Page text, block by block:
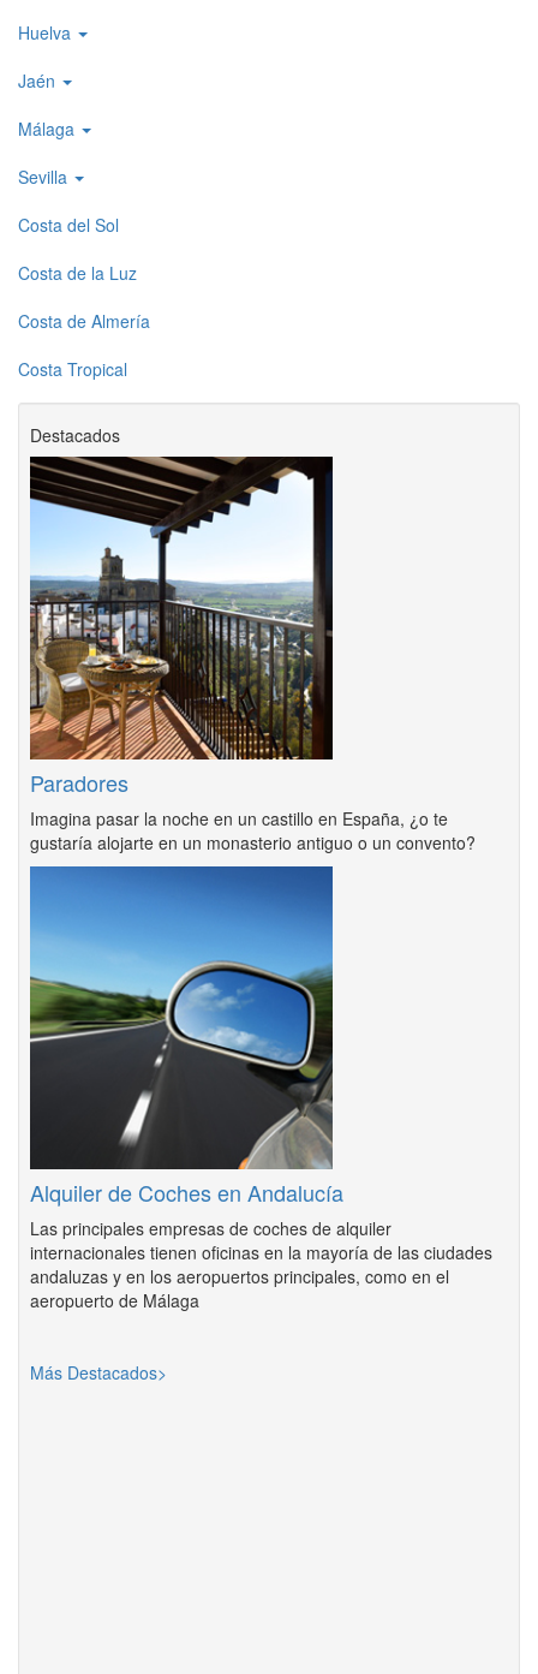
Huelva
Jaén
Málaga
Sevilla
Costa del Sol
Costa de la Luz
Costa de Almería
Costa Tropical
Destacados
Paradores
Imagina pasar la noche en un castillo en España, ¿o te
gustaría alojarte en un monasterio antiguo o un convento?
Alquiler de Coches en Andalucía
Las principales empresas de coches de alquiler
internacionales tienen oficinas en la mayoría de las ciudades
andaluzas y en los aeropuertos principales, como en el
aeropuerto de Málaga
Más Destacados>